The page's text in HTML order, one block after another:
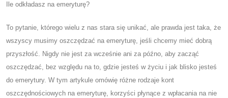
Ile odkładasz na emeryturę?
To pytanie, którego wielu z nas stara się unikać, ale prawda jest taka, że
​​wszyscy musimy oszczędzać na emeryturę, jeśli chcemy mieć dobrą
przyszłość. Nigdy nie jest za wcześnie ani za późno, aby zacząć
oszczędzać, bez względu na to, gdzie jesteś w życiu i jak blisko jesteś
do emerytury. W tym artykule omówię różne rodzaje kont
oszczędnościowych na emeryturę, korzyści płynące z wpłacania na nie